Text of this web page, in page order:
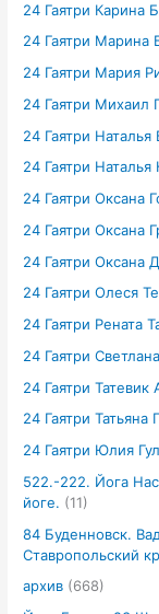
24 Гаятри Карина
24 Гаятри Марина
24 Гаятри Мария
24 Гаятри Михаил
24 Гаятри Наталья
24 Гаятри Наталья
24 Гаятри Оксана
24 Гаятри Оксана
24 Гаятри Оксана
24 Гаятри Олеся
24 Гаятри Рената
24 Гаятри
24 Гаятри Татевик
24 Гаятри Татьяна
24 Гаятри Юлия
522.-222. Йога
йоге. (11)
84 Буденновск.
Ставропольский
архив (668)